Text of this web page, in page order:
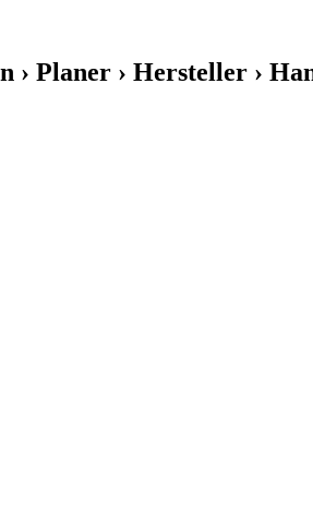
› Planer › Hersteller ›